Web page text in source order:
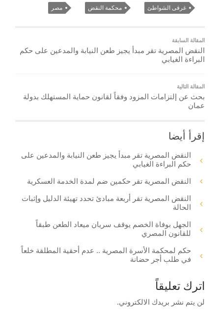
غرقى الشواطئ محكمة النقض مصر
المقالة السابقة
النقض المصرية تقر مبدأ يجيز طعن النيابة والمدعين على حكم
البراءة الغيابي
المقالة التالية
بحث عن إلتزامات المزود وفقاً لقانون حماية المستهلك بدولة
عمان
إقرأ أيضا
النقض المصرية تقر مبدأ يجيز طعن النيابة والمدعين على
حكم البراءة الغيابي
النقض المصرية تقر حكمين ضم لمدة الخدمة العسكرية
النقض المصرية تقر أربعة مبادئ تحدد تهيئة الدليل وإثبات
الحالة
الجهل بوفاة الخصم يوقف سريان ميعاد الطعن طبقاً
للقانون المصري
حكم لمحكمة الأسرة المصرية .. عدم أحقية المطلقة خلعاً
في طلب أجر حضانة
اترك تعليقاً
لن يتم نشر بريدك الالكتروني.